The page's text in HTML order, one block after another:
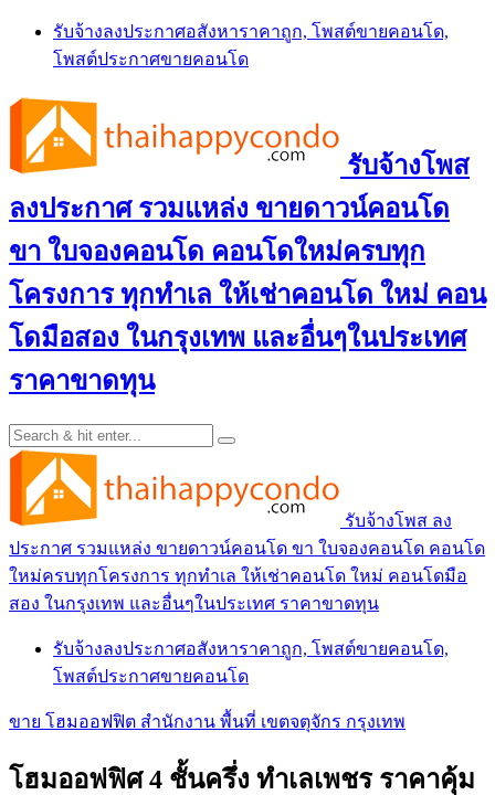
Skip
content
รับจ้างลงประกาศอสังหาราคาถูก, โพสต์ขายคอนโด,
โพสต์ประกาศขายคอนโด
รับจ้างโพส
ลงประกาศ รวมแหล่ง ขายดาวน์คอนโด
ขา ใบจองคอนโด คอนโดใหม่ครบทุก
โครงการ ทุกทำเล ให้เช่าคอนโด ใหม่ คอน
โดมือสอง ในกรุงเทพ และอื่นๆในประเทศ
ราคาขาดทุน
รับจ้างโพส ลง
ประกาศ รวมแหล่ง ขายดาวน์คอนโด ขา ใบจองคอนโด คอนโด
ใหม่ครบทุกโครงการ ทุกทำเล ให้เช่าคอนโด ใหม่ คอนโดมือ
สอง ในกรุงเทพ และอื่นๆในประเทศ ราคาขาดทุน
รับจ้างลงประกาศอสังหาราคาถูก, โพสต์ขายคอนโด,
โพสต์ประกาศขายคอนโด
ขาย โฮมออฟฟิต สำนักงาน พื้นที่ เขตจตุจักร กรุงเทพ
โฮมออฟฟิศ 4 ชั้นครึ่ง ทำเลเพชร ราคาคุ้ม